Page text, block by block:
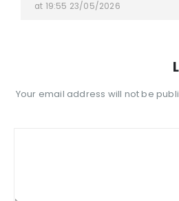
23/05/2026 at 19:55
Your email address will not be